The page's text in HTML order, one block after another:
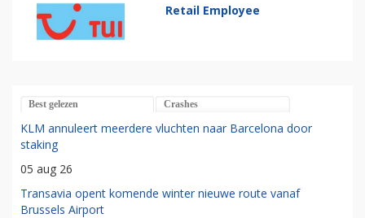
Retail Employee
Best gelezen Crashes
KLM annuleert meerdere vluchten naar Barcelona door
staking
05 aug 26
Transavia opent komende winter nieuwe route vanaf
Brussels Airport